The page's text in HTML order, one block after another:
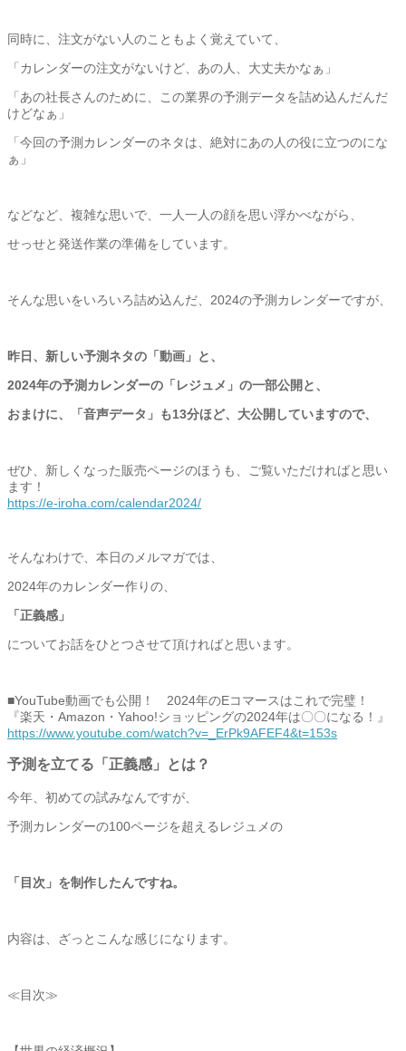
同時に、注文がない人のこともよく覚えていて、
「カレンダーの注文がないけど、あの人、大丈夫かなぁ」
「あの社長さんのために、
この業界の予測データを詰め込んだんだ
けどなぁ」
「今回の予測カレンダーのネタは、 絶対にあの人の役に立つのにな
ぁ」
などなど、複雑な思いで、一人一人の顔を思い浮かべながら、
せっせと発送作業の準備をしています。
そんな思いをいろいろ詰め込んだ、 2024の予測カレンダーですが、
昨日、新しい予測ネタの「動画」と、
2024年の予測カレンダーの「レジュメ」の一部公開と、
おまけに、「音声データ」も13分ほど、大公開していますので、
ぜひ、新しくなった販売ページのほうも、
ご覧いただければと思い
ます！
https://e-iroha.com/calendar2024/
そんなわけで、本日のメルマガでは、
2024年のカレンダー作りの、
「正義感」
についてお話をひとつさせて頂ければと思います。
■YouTube動画でも公開！ 2024年のEコマースはこれで完璧！
『楽天・Amazon・Yahoo!ショッピングの2024年は〇〇になる！』
https://www.youtube.com/watch?v=_ErPk9AFEF4&t=153s
予測を立てる「正義感」とは？
今年、初めての試みなんですが、
予測カレンダーの100ページを超えるレジュメの
「目次」を制作したんですね。
内容は、ざっとこんな感じになります。
≪目次≫